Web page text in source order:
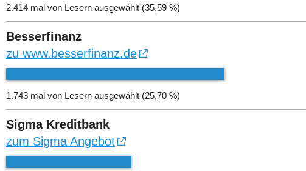
2.414 mal von Lesern ausgewählt (35,59 %)
Besserfinanz
zu www.besserfinanz.de
1.743 mal von Lesern ausgewählt (25,70 %)
Sigma Kreditbank
zum Sigma Angebot